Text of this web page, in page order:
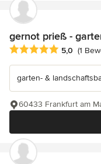
gernot prieß -
Durchschnittliche
5,0 (1
garten- &
60433 Frankfurt am